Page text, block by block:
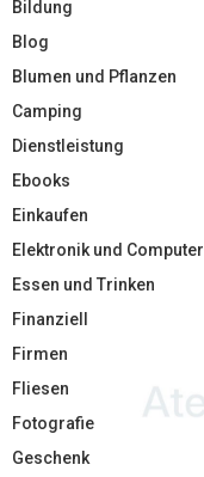
Bildung
Blog
Blumen und Pflanzen
Camping
Dienstleistung
Ebooks
Einkaufen
Elektronik und Computer
Essen und Trinken
Finanziell
Firmen
Fliesen
Fotografie
Geschenk